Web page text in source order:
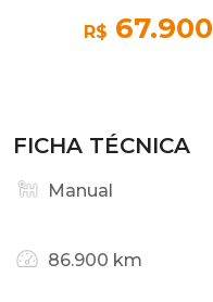
R$ 67.900
FICHA TÉCNICA
Manual
86.900 km